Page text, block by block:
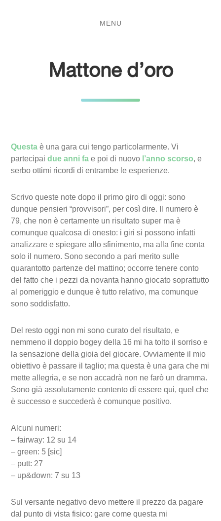
MENU
Mattone d’oro
Questa è una gara cui tengo particolarmente. Vi
partecipaidue anni fa e poi di nuovo l’anno scorso, e
serbo ottimi ricordi di entrambe le esperienze.
Scrivo queste note dopo il primo giro di oggi: sono
dunque pensieri “provvisori”, per così dire. Il numero è
79, che non è certamente un risultato super ma è
comunque qualcosa di onesto: i giri si possono infatti
analizzare e spiegare allo sfinimento, ma alla fine conta
solo il numero. Sono secondo a pari merito sulle
quarantotto partenze del mattino; occorre tenere conto
del fatto che i pezzi da novanta hanno giocato soprattutto
al pomeriggio e dunque è tutto relativo, ma comunque
sono soddisfatto.
Del resto oggi non mi sono curato del risultato, e
nemmeno il doppio bogey della 16 mi ha tolto il sorriso e
la sensazione della gioia del giocare. Ovviamente il mio
obiettivo è passare il taglio; ma questa è una gara che mi
mette allegria, e se non accadrà non ne farò un dramma.
Sono già assolutamente contento di essere qui, quel che
è successo e succederà è comunque positivo.
Alcuni numeri:
– fairway: 12 su 14
– green: 5 [sic]
– putt: 27
– up&down: 7 su 13
Sul versante negativo devo mettere il prezzo da pagare
dal punto di vista fisico: gare come questa mi